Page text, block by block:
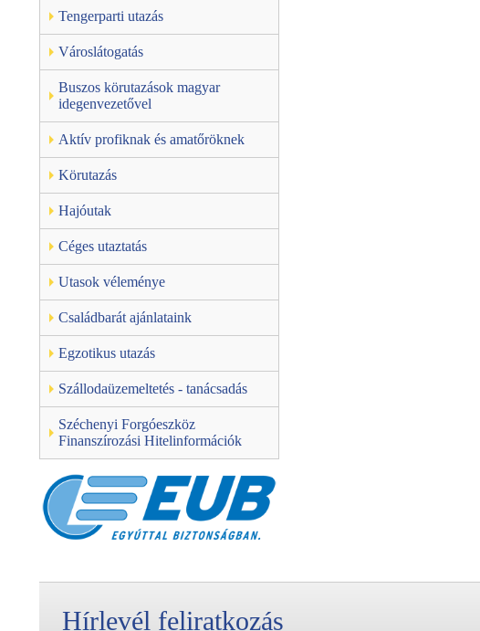
Tengerparti utazás
Városlátogatás
Buszos körutazások magyar
idegenvezetővel
Aktív profiknak és amatőröknek
Körutazás
Hajóutak
Céges utaztatás
Utasok véleménye
Családbarát ajánlataink
Egzotikus utazás
Szállodaüzemeltetés - tanácsadás
Széchenyi Forgóeszköz
Finanszírozási Hitelinformációk
Hírlevél feliratkozás